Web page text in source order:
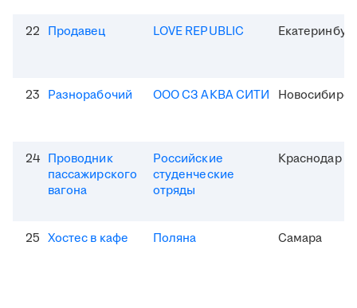
22 Продавец LOVE REPUBLIC
23 Разнорабочий ООО СЗ АКВА СИТИ Новосибирск
24 Проводник
пассажирского
вагона
Российские
студенческие
отряды
Краснодар
25 Хостес в кафе Поляна Самара